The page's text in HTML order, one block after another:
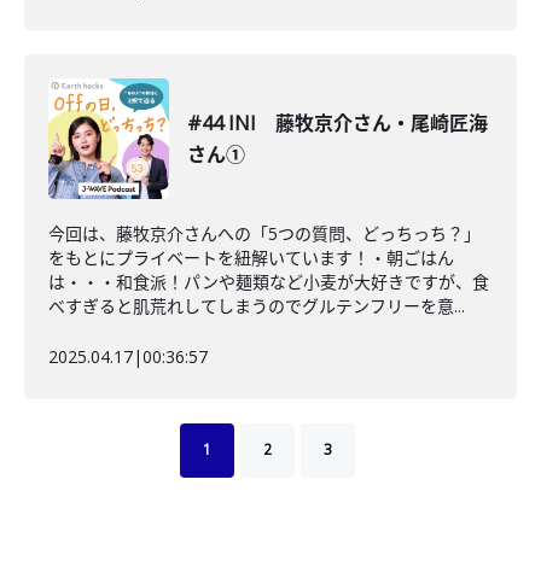
#44 INI 藤牧京介さん・尾崎匠海
さん①
今回は、藤牧京介さんへの「5つの質問、どっちっち？」
をもとにプライベートを紐解いています！・朝ごはん
は・・・和食派！パンや麺類など小麦が大好きですが、食
べすぎると肌荒れしてしまうのでグルテンフリーを意...
2025.04.17|00:36:57
1 2 3